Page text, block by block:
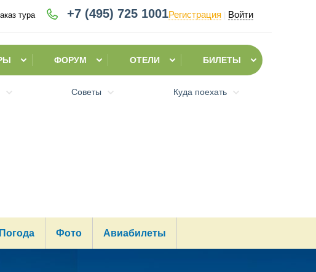
тура +7 (495) 725 1001Регистрация Войти
ФОРУМ ОТЕЛИ БИЛЕТЫ
Советы Куда поехать
Погода Фото Авиабилеты